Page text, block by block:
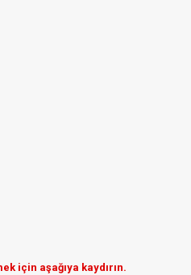
için aşağıya kaydırın.